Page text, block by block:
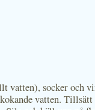
vatten), socker och
vatten.